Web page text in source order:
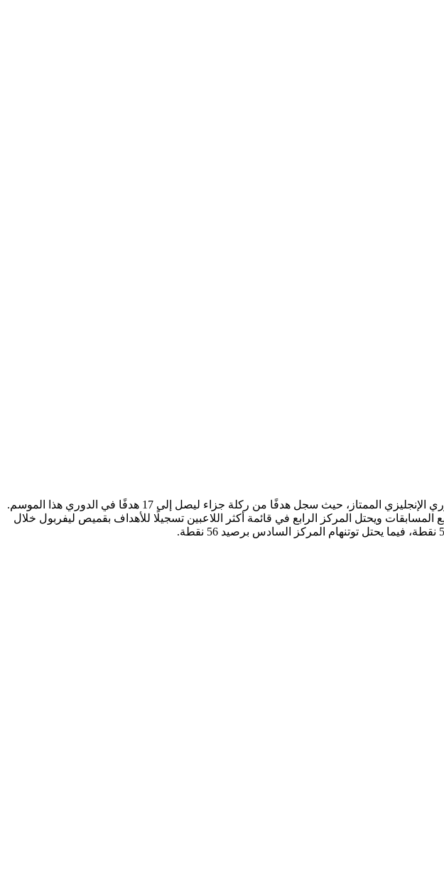
تألق اللاعب المصري محمد صلاح في المباراة التي جمعت فريقه ليفربول بفريق توتنهام ضمن الجولة 34 من الدوري الإنجليزي الممتاز، حيث سجل هدفًا من ركلة جزاء ليصل إلى 17 هدفًا في الدوري هذا الموسم.
جميع المسابقات، حيث سجل 184 هدفًا بقميص الريدز في جميع المسابقات ويحتل المركز الرابع في قائمة أكثر اللاعبين تسجيلًا للأهداف بقميص ليفربول خلال